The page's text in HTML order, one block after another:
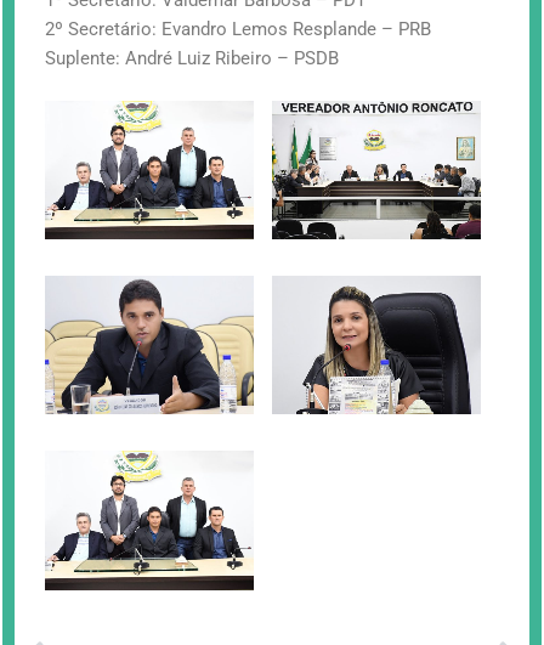
2º Secretário: Evandro Lemos Resplande – PRB
Suplente: André Luiz Ribeiro – PSDB